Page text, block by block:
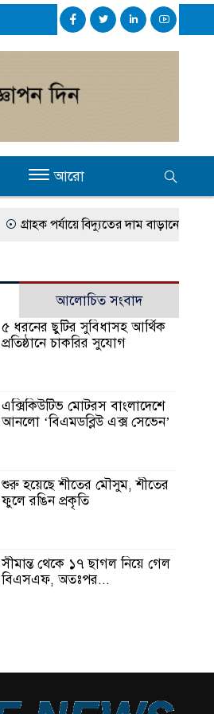
আরো
গ্রাহক পর্যায়ে বিদ্যুতের দাম বাড়ানোর সুপারিশ
আলোচিত সংবাদ
৫ ধরনের ছুটির সুবিধাসহ আর্থিক
প্রতিষ্ঠানে চাকরির সুযোগ
এক্সিকিউটিভ মোটরস বাংলাদেশে
আনলো ‘বিএমডব্লিউ এক্স সেভেন’
শুরু হয়েছে শীতের মৌসুম, শীতের
ফুলে রঙিন প্রকৃতি
সীমান্ত থেকে ১৭ ছাগল নিয়ে গেল
বিএসএফ, অতঃপর...